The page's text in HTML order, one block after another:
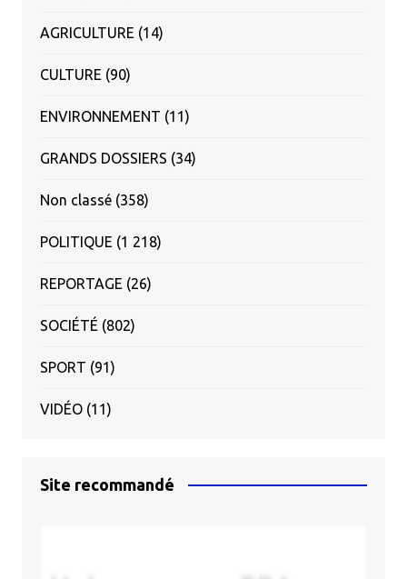
AGRICULTURE (14)
CULTURE (90)
ENVIRONNEMENT (11)
GRANDS DOSSIERS (34)
Non classé(358)
POLITIQUE (1 218)
REPORTAGE (26)
SOCIÉTÉ (802)
SPORT (91)
VIDÉO(11)
Site recommandé